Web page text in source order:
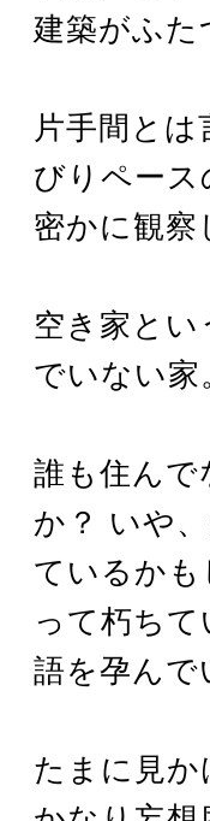
建築がふた
片手間と
びりペー
密かに観察
空き家と
でいない家
誰も住ん
か？ いや
ているか
って朽ち
語を孕んで
たまに見